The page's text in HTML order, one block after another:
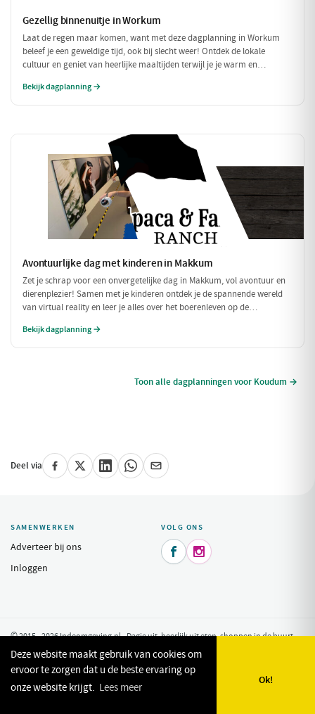
Gezellig binnenuitje in Workum
Laat de regen maar komen, want met deze dagplanning in Workum
beleef je een geweldige tijd, ook bij slecht weer! Ontdek de lokale
cultuur en geniet van heerlijke maaltijden terwijl je je warm en
Bekijk dagplanning →
Avontuurlijke dag met kinderen in Makkum
Zet je schrap voor een onvergetelijke dag in Makkum, vol avontuur en
dierenplezier! Samen met je kinderen ontdek je de spannende wereld
van virtual reality en leer je alles over het boerenleven op de
alpaca's en minipaardjes. Perfect voor een dag vol lachen en leren!
Bekijk dagplanning →
Toon alle dagplanningen voor Koudum →
Deel via
SAMENWERKEN
Adverteer bij ons
Inloggen
VOLG ONS
 
© 2015 - 2026 Indeomgeving.nl - Dagje uit, heerlijk uit eten, shoppen in de buurt
van uw vakantiepark. Privacy Policy
Deze website maakt gebruik van cookies om
ervoor te zorgen dat u de beste ervaring op
onze website krijgt. Lees meer
Ok!